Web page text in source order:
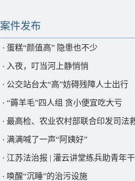
案件发布
· 蛋糕“颜值高” 隐患也不少
· 入夜，叮当河上静悄悄
· 公交站台太“高”妨碍残障人士出行
· “薅羊毛”四人组 贪小便宜吃大亏
· 最高检、农业农村部联合印发司法
村全面振兴典型案例，灌云1例入选！
· 满满喊了一声“阿姨好”
· 江苏法治报 | 灌云讲堂练兵助青年
· 唤醒“沉睡”的治污设施